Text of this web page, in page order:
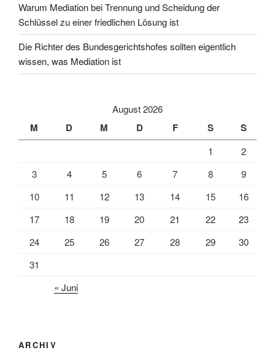
Warum Mediation bei Trennung und Scheidung der
Schlüssel zu einer friedlichen Lösung ist
Die Richter des Bundesgerichtshofes sollten eigentlich
wissen, was Mediation ist
August 2026
M D M D F S S
1
2
3
4 5 6 7 8
9
10
11 12 13 14 15
16
17
18 19 20 21 22
23
24
25 26 27 28 29
30
31
« Juni
ARCHIV